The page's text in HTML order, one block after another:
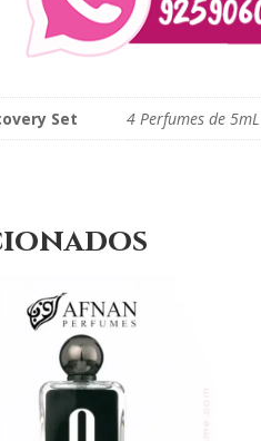
Set 4 Perfumes de 5mL